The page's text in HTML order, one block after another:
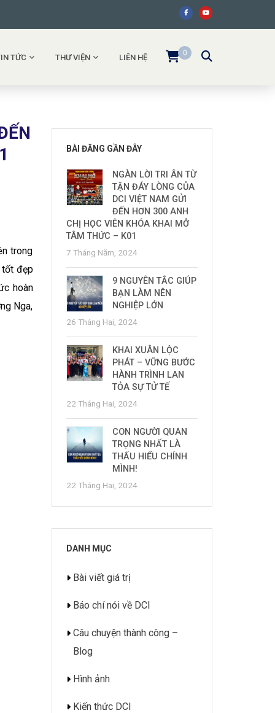
0
TỨC THƯ VIỆN LIÊN HỆ
trong
tốt đẹp
hoàn
Nga,
BÀI ĐĂNG GẦN ĐÂY
NGÀN LỜI TRI ÂN TỪ
TẬN ĐÁY LÒNG CỦA
DCI VIỆT NAM GỬI
ĐẾN HƠN 300 ANH
CHỊ HỌC VIÊN KHÓA KHAI MỞ
TÂM THỨC – K01
7 Tháng Năm, 2024
9 NGUYÊN TẮC GIÚP
BẠN LÀM NÊN
NGHIỆP LỚN
26 Tháng Hai, 2024
KHAI XUÂN LỘC
PHÁT – VỮNG BƯỚC
HÀNH TRÌNH LAN
TỎA SỰ TỬ TẾ
22 Tháng Hai, 2024
CON NGƯỜI QUAN
TRỌNG NHẤT LÀ
THẤU HIỂU CHÍNH
MÌNH!
22 Tháng Hai, 2024
DANH MỤC
Bài viết giá trị
Báo chí nói về DCI
Câu chuyện thành công –
Blog
Hình ảnh
Kiến thức DCI